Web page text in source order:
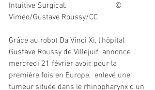
Intuitive Surgical.                         ©
Viméo/Gustave Roussy/CC
Grâce au robot Da Vinci Xi, l'hôpital
Gustave Roussy de Villejuif  annonce
mercredi 21 février avoir, pour la
première fois en Europe,  enlevé une
tumeur située dans le rhinopharynx d'un